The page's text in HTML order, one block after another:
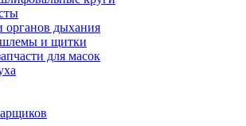
органов дыхания
и щитки
для масок